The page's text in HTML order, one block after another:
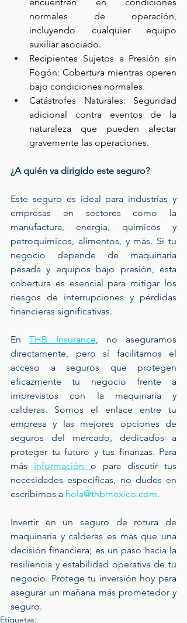
normales de operación,
incluyendo cualquier equipo
auxiliar asociado.
Recipientes Sujetos a Presión sin
Fogón: Cobertura mientras operen
bajo condiciones normales.
Catástrofes Naturales: Seguridad
adicional contra eventos de la
naturaleza que pueden afectar
gravemente las operaciones.
¿A quién va dirigido este seguro?
Este seguro es ideal para industrias y
empresas en sectores como la
manufactura, energía, químicos y
petroquímicos, alimentos, y más. Si tu
negocio depende de maquinaria
pesada y equipos bajo presión, esta
cobertura es esencial para mitigar los
riesgos de interrupciones y pérdidas
financieras significativas.
En THB Insurance, no aseguramos
directamente, pero sí facilitamos el
acceso a seguros que protegen
eficazmente tu negocio frente a
imprevistos con la maquinaria y
calderas. Somos el enlace entre tu
empresa y las mejores opciones de
seguros del mercado, dedicados a
proteger tu futuro y tus finanzas. Para
más información o para discutir tus
necesidades específicas, no dudes en
escribirnos a hola@thbmexico.com.
Invertir en un seguro de rotura de
maquinaria y calderas es más que una
decisión financiera; es un paso hacia la
resiliencia y estabilidad operativa de tu
negocio. Protege tu inversión hoy para
asegurar un mañana más prometedor y
seguro.
Etiquetas: